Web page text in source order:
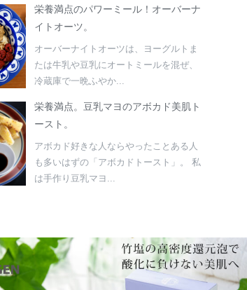
栄養満点のパワーミール！オーバーナ
イトオーツ。
オーバーナイトオーツは、ヨーグルトま
たは牛乳や豆乳にオートミールを混ぜ、
冷蔵庫で一晩ふやか...
栄養満点。豆乳マヨのアボカド美肌ト
ースト。
アボカド好きな人ならやったことある人
も多いはずの「アボカドトースト」。 私
は手作り豆乳マヨ...